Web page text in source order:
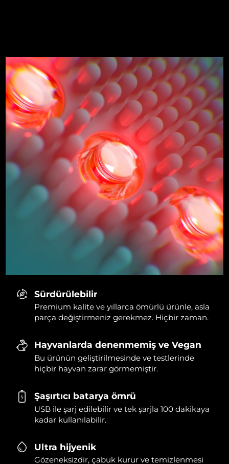
Sürdürülebilir
Premium kalite ve yıllarca ömürlü ürünle, asla
parça değiştirmeniz gerekmez. Hiçbir zaman.
Hayvanlarda denenmemiş ve Vegan
Bu ürünün geliştirilmesinde ve testlerinde
hiçbir hayvan zarar görmemiştir.
Şaşırtıcı batarya ömrü
USB ile şarj edilebilir ve tek şarjla 100 dakikaya
kadar kullanılabilir.
Ultra hijyenik
Gözeneksizdir, çabuk kurur ve temizlenmesi